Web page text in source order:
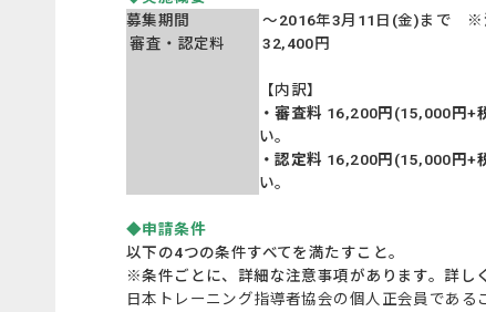
募集期間
～2016年3月11日(金)まで ※
審査・認定料
32,400円
【内訳】
・審査料 16,200円(15,000円
い。
・認定料 16,200円(15,000円+
い。
◆申請条件
以下の4つの条件すべてを満たすこと。
※条件ごとに、詳細な注意事項があります。詳し
日本トレーニング指導者協会の個人正会員である